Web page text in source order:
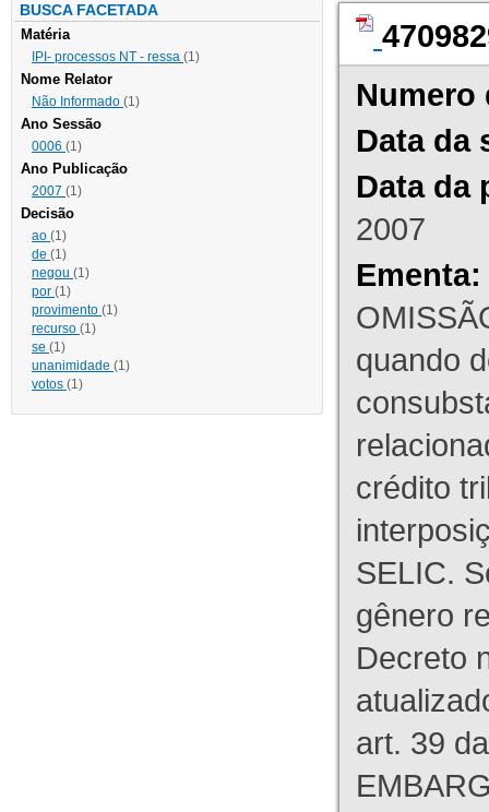
BUSCA FACETADA
Matéria
IPI- processos NT - ressa (1)
Nome Relator
Não Informado (1)
Ano Sessão
0006 (1)
Ano Publicação
2007 (1)
Decisão
ao (1)
de (1)
negou (1)
por (1)
provimento (1)
recurso (1)
se (1)
unanimidade (1)
votos (1)
Numero
Data da
Data da
2007
Ementa:
quando
crédito
SELIC.
gênero
Decreto
art. 39